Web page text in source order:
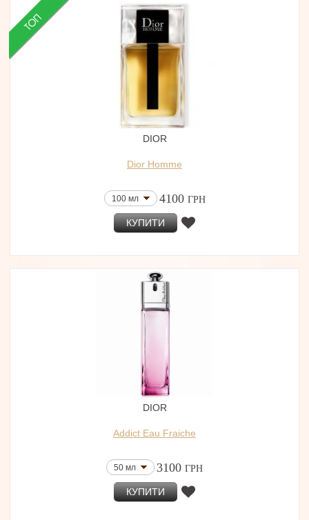
DIOR
Dior Homme
100 мл 4100 ГРН
КУПИТИ
DIOR
Addict Eau Fraiche
50 мл 3100 ГРН
КУПИТИ